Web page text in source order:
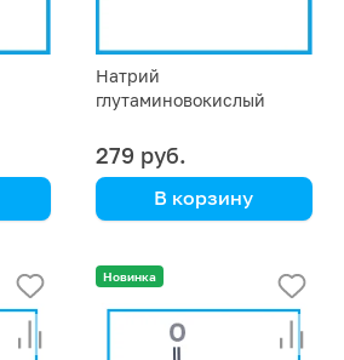
Натрий
глутаминовокислый
279 руб.
В корзину
Новинка